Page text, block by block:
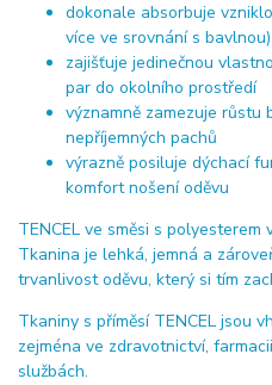
dokonale absorbuje
více ve srovnání s bavlnou)
zajišťuje jedinečnou
par do okolního prostředí
významně zamezuje růstu
nepříjemných pachů
výrazně posiluje dýchací
komfort nošení oděvu
TENCEL ve směsi s polyesterem
Tkanina je lehká, jemná a
trvanlivost oděvu, který si tím
Tkaniny s příměsí TENCEL jsou
zejména ve zdravotnictví,
službách.